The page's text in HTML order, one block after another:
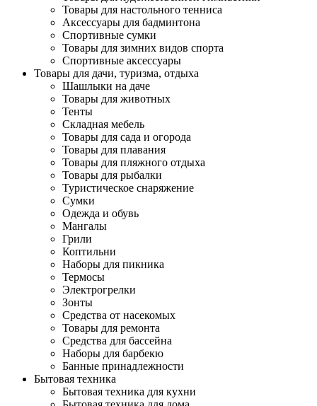
Товары для настольного тенниса
Аксессуары для бадминтона
Спортивные сумки
Товары для зимних видов спорта
Спортивные аксессуары
Товары для дачи, туризма, отдыха
Шашлыки на даче
Товары для животных
Тенты
Складная мебель
Товары для сада и огорода
Товары для плавания
Товары для пляжного отдыха
Товары для рыбалки
Туристическое снаряжение
Сумки
Одежда и обувь
Мангалы
Грили
Коптильни
Наборы для пикника
Термосы
Электрогрелки
Зонты
Средства от насекомых
Товары для ремонта
Средства для бассейна
Наборы для барбекю
Банные принадлежности
Бытовая техника
Бытовая техника для кухни